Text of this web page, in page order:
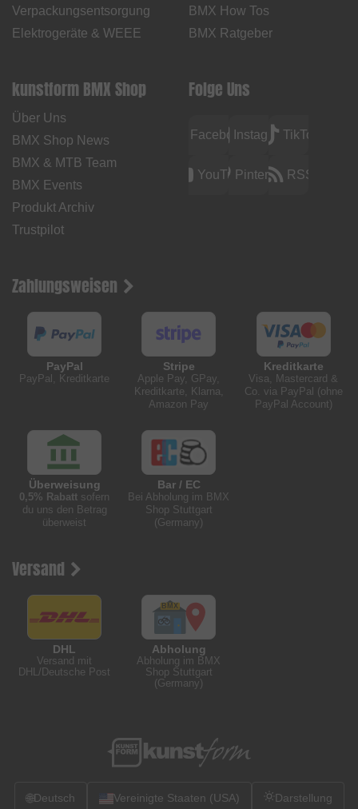
Verpackungsentsorgung
Elektrogeräte & WEEE
BMX How Tos
BMX Ratgeber
kunstform BMX Shop
Über Uns
BMX Shop News
BMX & MTB Team
BMX Events
Produkt Archiv
Trustpilot
Folge Uns
FacebookInstagramTikTok
YouTubePinterest RSS
Zahlungsweisen
PayPal
PayPal, Kreditkarte
Stripe
Apple Pay, GPay,
Kreditkarte, Klarna,
Amazon Pay
Kreditkarte
Visa, Mastercard &
Co. via PayPal (ohne
PayPal Account)
Überweisung
0,5% Rabatt sofern
du uns den Betrag
überweist
Bar / EC
Bei Abholung im BMX
Shop Stuttgart
(Germany)
Versand
DHL
Versand mit
DHL/Deutsche Post
Abholung
Abholung im BMX
Shop Stuttgart
(Germany)
🌐Deutsch Vereinigte Staaten (USA) Darstellung